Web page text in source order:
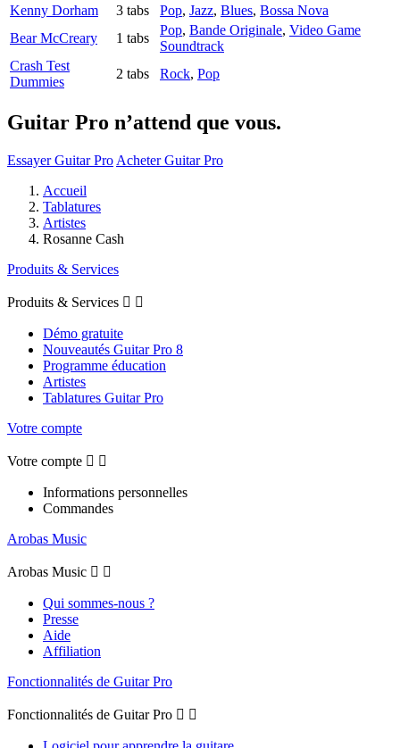
Kenny Dorham
3 tabs Pop, Jazz, Blues, Bossa Nova
Bear McCreary
1 tabs
Pop, Bande Originale, Video Game
Soundtrack
Crash Test
Dummies
2 tabs Rock, Pop
Guitar Pro n’attend que vous.
Essayer Guitar Pro Acheter Guitar Pro
Accueil
Tablatures
Artistes
Rosanne Cash
Produits & Services
Produits & Services  
Démo gratuite
Nouveautés Guitar Pro 8
Programme éducation
Artistes
Tablatures Guitar Pro
Votre compte
Votre compte  
Informations personnelles
Commandes
Arobas Music
Arobas Music  
Qui sommes-nous ?
Presse
Aide
Affiliation
Fonctionnalités de Guitar Pro
Fonctionnalités de Guitar Pro  